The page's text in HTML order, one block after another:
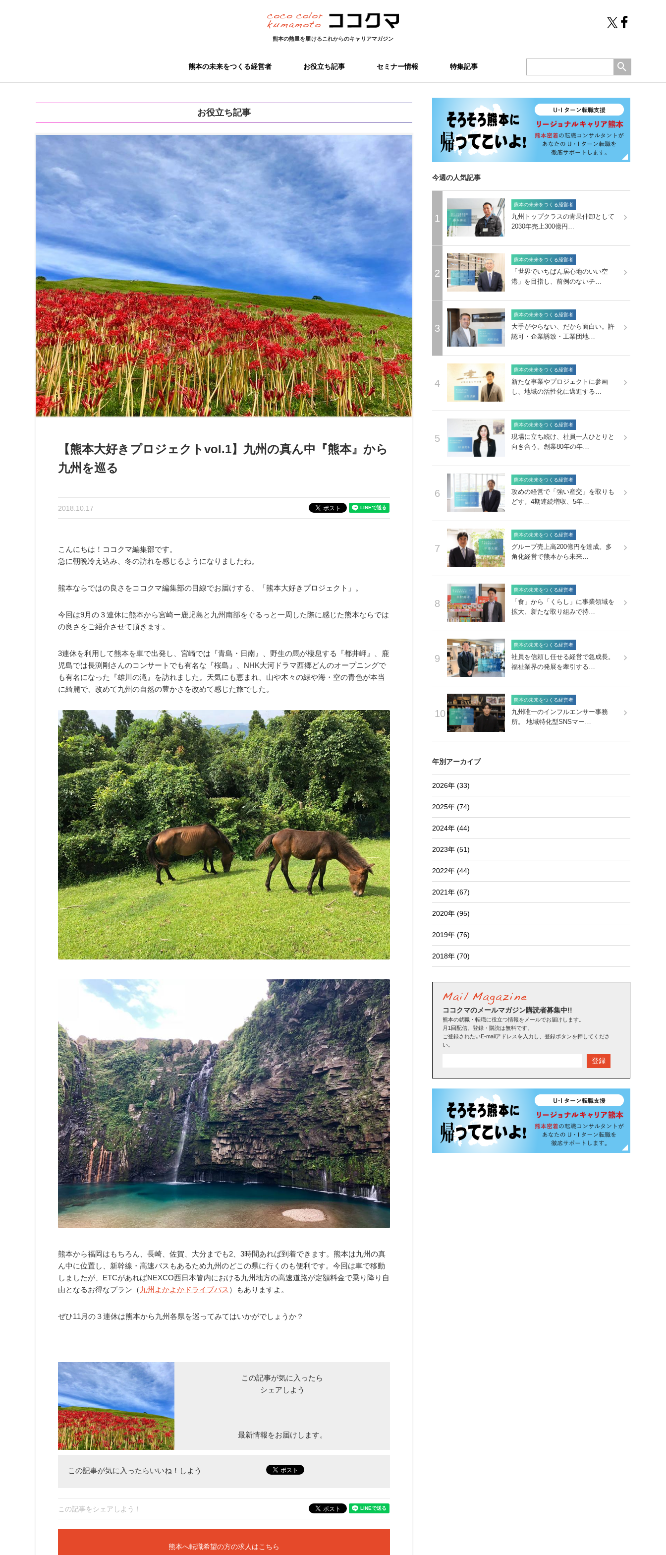
熊本の熱量を届けるこれからのキャリアマガジン
熊本の未来をつくる経営者 お役立ち記事 セミナー情報 特集記事
お役立ち記事
【熊本大好きプロジェクトvol.1】九州の真ん中『熊本』から
九州を巡る
2018.10.17
こんにちは！ココクマ編集部です。
急に朝晩冷え込み、冬の訪れを感じるようになりましたね。
熊本ならではの良さをココクマ編集部の目線でお届けする、「熊本大好きプロジェクト」。
今回は9月の３連休に熊本から宮崎ー鹿児島と九州南部をぐるっと一周した際に感じた熊本ならでは
の良さをご紹介させて頂きます。
3連休を利用して熊本を車で出発し、宮崎では『青島・日南』、野生の馬が棲息する『都井岬』、鹿
児島では長渕剛さんのコンサートでも有名な『桜島』、NHK大河ドラマ西郷どんのオープニングで
も有名になった『雄川の滝』を訪れました。天気にも恵まれ、山や木々の緑や海・空の青色が本当
に綺麗で、改めて九州の自然の豊かさを改めて感じた旅でした。
熊本から福岡はもちろん、長崎、佐賀、大分までも2、3時間あれば到着できます。熊本は九州の真
ん中に位置し、新幹線・高速バスもあるため九州のどこの県に行くのも便利です。今回は車で移動
しましたが、ETCがあればNEXCO西日本管内における九州地方の高速道路が定額料金で乗り降り自
由となるお得なプラン（九州よかよかドライブパス ）もありますよ。
ぜひ11月の３連休は熊本から九州各県を巡ってみてはいかがでしょうか？
この記事が気に入ったら
シェアしよう
最新情報をお届けします。
この記事が気に入ったらいいね！しよう
この記事をシェアしよう！
熊本へ転職希望の方の求人はこちら
今週の人気記事
1
熊本の未来をつくる経営者
九州トップクラスの青果仲卸として
2030年売上300億円…
2
熊本の未来をつくる経営者
「世界でいちばん居心地のいい空
港」を目指し、前例のないチ…
3
熊本の未来をつくる経営者
大手がやらない、だから面白い。許
認可・企業誘致・工業団地…
4
熊本の未来をつくる経営者
新たな事業やプロジェクトに参画
し、地域の活性化に邁進する…
5
熊本の未来をつくる経営者
現場に立ち続け、社員一人ひとりと
向き合う。創業80年の年…
6
熊本の未来をつくる経営者
攻めの経営で「強い産交」を取りも
どす。4期連続増収、5年…
7
熊本の未来をつくる経営者
グループ売上高200億円を達成。多
角化経営で熊本から未来…
8
熊本の未来をつくる経営者
「食」から「くらし」に事業領域を
拡大、新たな取り組みで持…
9
熊本の未来をつくる経営者
社員を信頼し任せる経営で急成長。
福祉業界の発展を牽引する…
10
熊本の未来をつくる経営者
九州唯一のインフルエンサー事務
所。 地域特化型SNSマー…
年別アーカイブ
2026年 (33)
2025年 (74)
2024年 (44)
2023年 (51)
2022年 (44)
2021年 (67)
2020年 (95)
2019年 (76)
2018年 (70)
ココクマのメールマガジン購読者募集中!!
熊本の就職・転職に役立つ情報をメールでお届けします。
月1回配信。登録・購読は無料です。
ご登録されたいE-mailアドレスを入力し、登録ボタンを押してくださ
い。
登録